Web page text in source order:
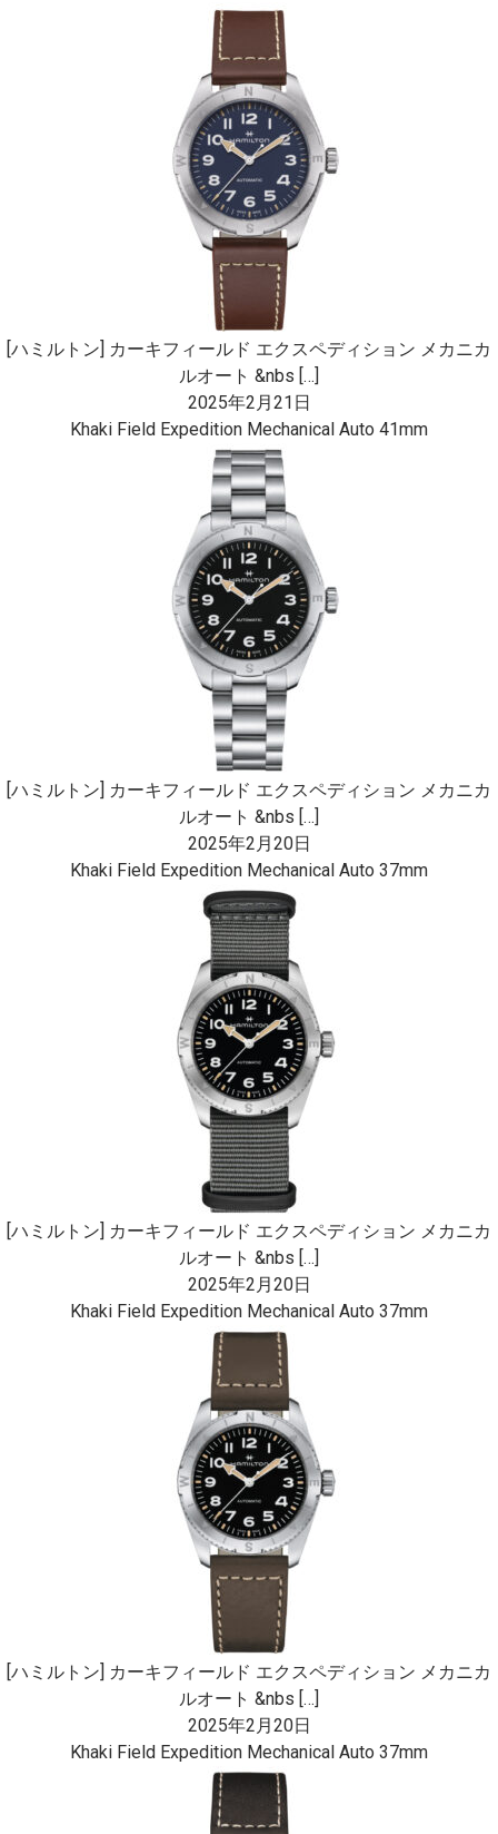
[ハミルトン] カーキフィールド エクスペディション メカニカ
ルオート &nbs […]
2025年2月21日
Khaki Field Expedition Mechanical Auto 41mm
[ハミルトン] カーキフィールド エクスペディション メカニカ
ルオート &nbs […]
2025年2月20日
Khaki Field Expedition Mechanical Auto 37mm
[ハミルトン] カーキフィールド エクスペディション メカニカ
ルオート &nbs […]
2025年2月20日
Khaki Field Expedition Mechanical Auto 37mm
[ハミルトン] カーキフィールド エクスペディション メカニカ
ルオート &nbs […]
2025年2月20日
Khaki Field Expedition Mechanical Auto 37mm